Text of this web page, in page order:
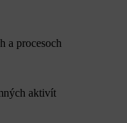
a procesoch
aktivít